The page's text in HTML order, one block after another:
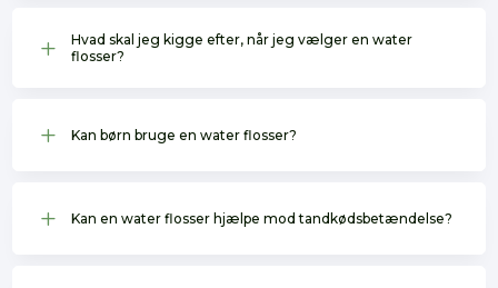
L
Hvad skal jeg kigge efter, når jeg vælger en water
flosser?
L Kan børn bruge en water flosser?
L Kan en water flosser hjælpe mod tandkødsbetændelse?